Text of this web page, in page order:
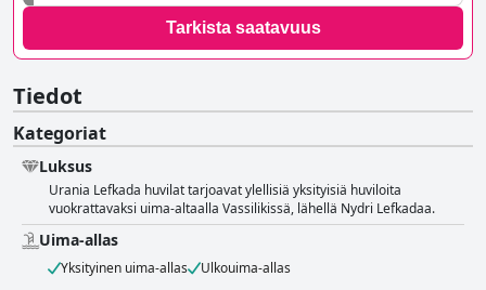
Tarkista saatavuus
Tiedot
Kategoriat
Luksus
Urania Lefkada huvilat tarjoavat ylellisiä yksityisiä huviloita
vuokrattavaksi uima-altaalla Vassilikissä, lähellä Nydri Lefkadaa.
Uima-allas
Yksityinen uima-allas Ulkouima-allas